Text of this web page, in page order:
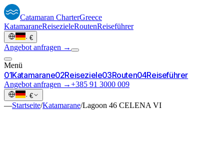
Catamaran CharterGreece
KatamaraneReisezieleRoutenReiseführer
· €
Angebot anfragen →
Menü
01Katamarane02Reiseziele03Routen04Reiseführer
Angebot anfragen →+385 91 3000 009
· €
—Startseite/Katamarane/Lagoon 46 CELENA VI